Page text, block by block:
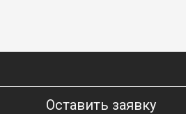
Оставить заявку